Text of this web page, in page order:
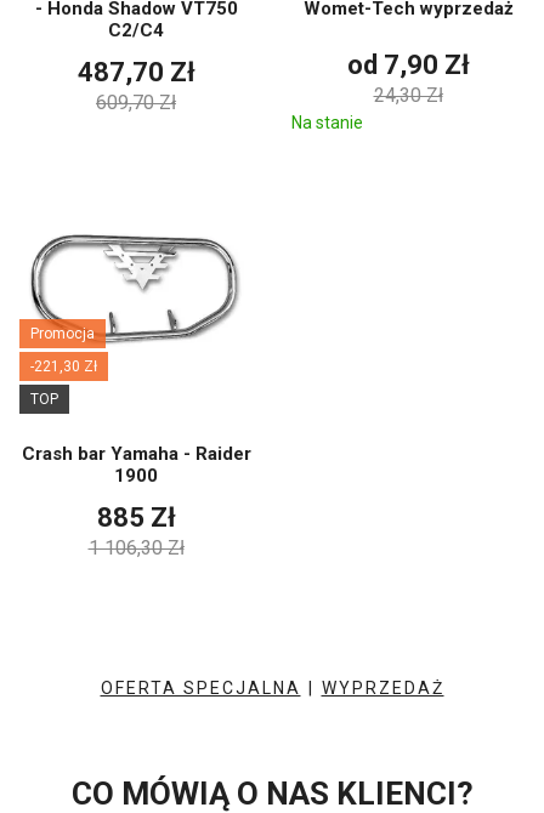
- Honda Shadow VT750
C2/C4
487,70 Zł
609,70 Zł
Womet-Tech wyprzedaż
od 7,90 Zł
24,30 Zł
Na stanie
Promocja
-221,30 Zł
TOP
Crash bar Yamaha - Raider
1900
885 Zł
1 106,30 Zł
OFERTA SPECJALNA | WYPRZEDAŻ
CO MÓWIĄ O NAS KLIENCI?